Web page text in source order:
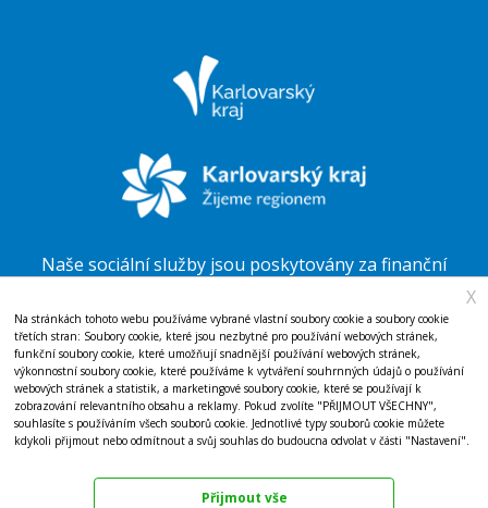
Naše sociální služby jsou poskytovány za finanční
Domov pro osoby se zdravotním postižením v
Mariánské, příspěvková organizace, IČ: 71175296
Prohlášení o přístupnosti | Mapa stránek |
X
Na stránkách tohoto webu používáme vybrané vlastní soubory cookie a soubory cookie
třetích stran: Soubory cookie, které jsou nezbytné pro používání webových stránek,
funkční soubory cookie, které umožňují snadnější používání webových stránek,
výkonnostní soubory cookie, které používáme k vytváření souhrnných údajů o používání
webových stránek a statistik, a marketingové soubory cookie, které se používají k
zobrazování relevantního obsahu a reklamy. Pokud zvolíte "PŘIJMOUT VŠECHNY",
souhlasíte s používáním všech souborů cookie. Jednotlivé typy souborů cookie můžete
kdykoli přijmout nebo odmítnout a svůj souhlas do budoucna odvolat v části "Nastavení".
Přijmout vše